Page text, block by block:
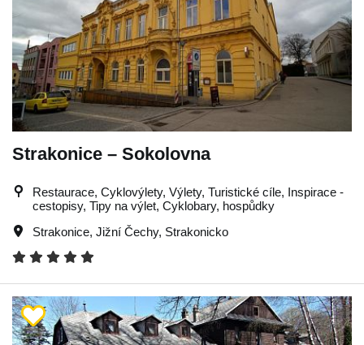
Strakonice – Sokolovna
Restaurace, Cyklovýlety, Výlety, Turistické cíle, Inspirace -
cestopisy, Tipy na výlet, Cyklobary, hospůdky
Strakonice, Jižní Čechy, Strakonicko